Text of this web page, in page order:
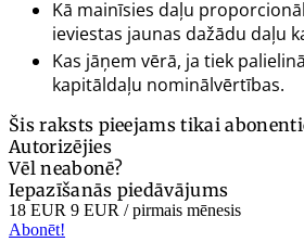
Kā mainīsies daļu
ieviestas jaunas dažādu daļu
Kas jāņem vērā, ja tiek
kapitāldaļu nominālvērtības.
Šis raksts pieejams tikai
Autorizējies
Vēl neabonē?
Iepazīšanās piedāvājums
18 EUR 9 EUR / pirmais mēnesis
Abonēt!